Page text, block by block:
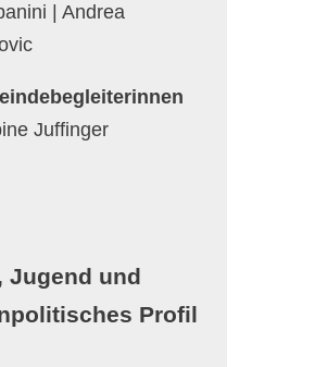
| Andrea
Juffinger
Jugend und
Profil